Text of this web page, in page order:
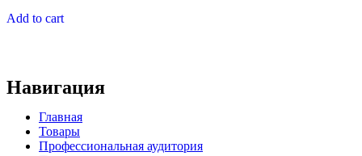
Add to cart
Навигация
Главная
Товары
Профессиональная аудитория